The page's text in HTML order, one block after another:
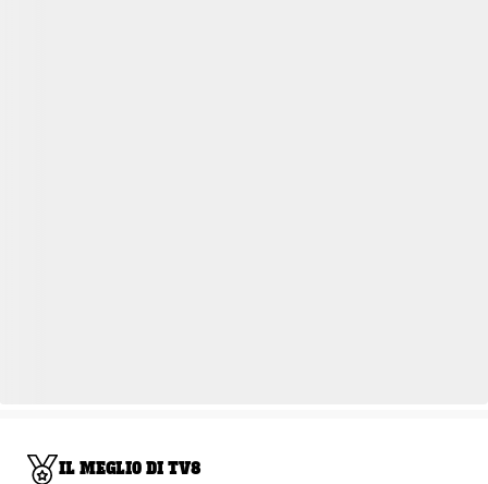
IL MEGLIO DI TV8